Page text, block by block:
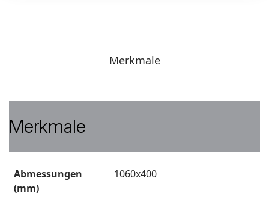
Merkmale
Merkmale
Daten
Abmessungen
(mm)
1060x400